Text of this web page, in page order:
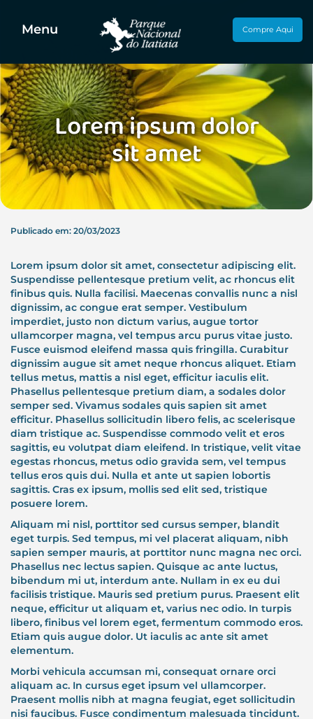
Menu Compre Aqui
Lorem ipsum dolor
sit amet
Publicado em: 20/03/2023
Lorem ipsum dolor sit amet, consectetur adipiscing elit.
Suspendisse pellentesque pretium velit, ac rhoncus elit
finibus quis. Nulla facilisi. Maecenas convallis nunc a nisl
dignissim, ac congue erat semper. Vestibulum
imperdiet, justo non dictum varius, augue tortor
ullamcorper magna, vel tempus arcu purus vitae justo.
Fusce euismod eleifend massa quis fringilla. Curabitur
dignissim augue sit amet neque rhoncus aliquet. Etiam
tellus metus, mattis a nisl eget, efficitur iaculis elit.
Phasellus pellentesque pretium diam, a sodales dolor
semper sed. Vivamus sodales quis sapien sit amet
efficitur. Phasellus sollicitudin libero felis, ac scelerisque
diam tristique ac. Suspendisse commodo velit et eros
sagittis, eu volutpat diam eleifend. In tristique, velit vitae
egestas rhoncus, metus odio gravida sem, vel tempus
tellus eros quis dui. Nulla et ante ut sapien lobortis
sagittis. Cras ex ipsum, mollis sed elit sed, tristique
posuere lorem.
Aliquam mi nisl, porttitor sed cursus semper, blandit
eget turpis. Sed tempus, mi vel placerat aliquam, nibh
sapien semper mauris, at porttitor nunc magna nec orci.
Phasellus nec lectus sapien. Quisque ac ante luctus,
bibendum mi ut, interdum ante. Nullam in ex eu dui
facilisis tristique. Mauris sed pretium purus. Praesent elit
neque, efficitur ut aliquam et, varius nec odio. In turpis
libero, finibus vel lorem eget, fermentum commodo eros.
Etiam quis augue dolor. Ut iaculis ac ante sit amet
elementum.
Morbi vehicula accumsan mi, consequat ornare orci
aliquam ac. In cursus eget ipsum vel ullamcorper.
Praesent mollis nibh at magna feugiat, eget sollicitudin
nisi faucibus. Fusce condimentum malesuada tincidunt.